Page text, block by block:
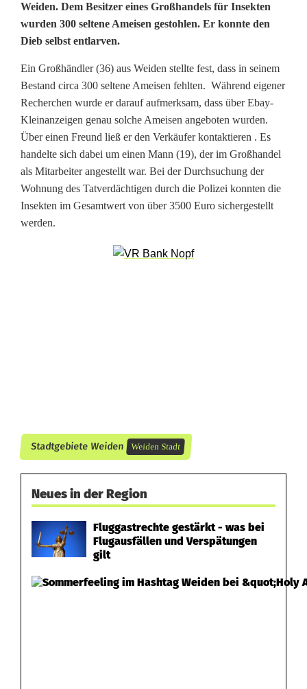
A
m
e
i
s
e
n
s
p
g
t
Weiden. Dem Besitzer eines Großhandels für Insekten
wurden 300 seltene Ameisen gestohlen. Er konnte den
Dieb selbst entlarven.
Ein Großhändler (36) aus Weiden stellte fest, dass in seinem
Bestand circa 300 seltene Ameisen fehlten. Während eigener
Recherchen wurde er darauf aufmerksam, dass über Ebay-
Kleinanzeigen genau solche Ameisen angeboten wurden.
Über einen Freund ließ er den Verkäufer kontaktieren . Es
handelte sich dabei um einen Mann (19), der im Großhandel
als Mitarbeiter angestellt war. Bei der Durchsuchung der
Wohnung des Tatverdächtigen durch die Polizei konnten die
Insekten im Gesamtwert von über 3500 Euro sichergestellt
werden.
Stadtgebiete Weiden Weiden Stadt
Neues in der Region
Fluggastrechte gestärkt - was bei
Flugausfällen und Verspätungen
gilt